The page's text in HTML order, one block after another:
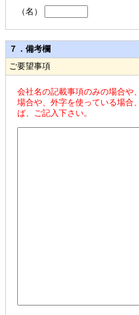
（名）
７．備考欄
ご要望事項
会社名の記載事項のみの場合や
場合や、外字を使っている場合
ば、ご記入下さい。